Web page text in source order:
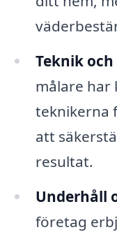
Teknik
målare har
teknikerna
att
resultat.
Underhåll
företag